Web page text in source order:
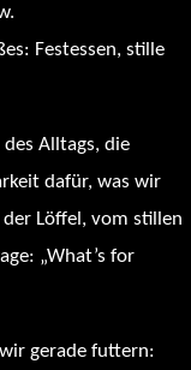
Festessen, stille
Alltags, die
dafür, was wir
der Löffel, vom stillen
„What’s for
gerade futtern: